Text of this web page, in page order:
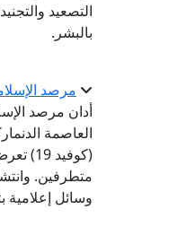
التصعيد
بالبشر.
مرصد
أدان مرصد
العاصمة
متطرفين.
وسائل إعلامية